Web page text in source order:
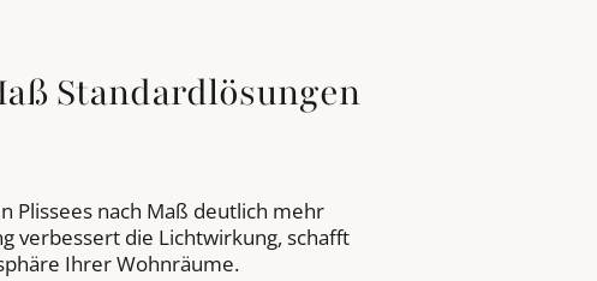
Standardlösungen
Plissees nach Maß deutlich mehr
verbessert die Lichtwirkung, schafft
Ihrer Wohnräume.